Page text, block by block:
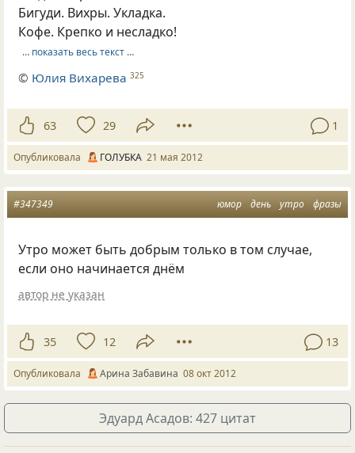
Бигуди. Вихры. Укладка.
Кофе. Крепко и несладко!
… показать весь текст …
© Юлия Вихарева 325
63 29 1
Опубликовала ГОЛУБКА 21 мая 2012
юмор день утро фразы
#347349
Утро может быть добрым только в том случае,
если оно начинается днём
автор не указан
35 12 13
Опубликовала Арина Забавина 08 окт 2012
Эдуард Асадов: 427 цитат